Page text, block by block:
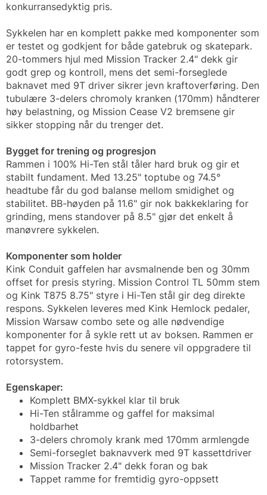
konkurransedyktig pris.
Sykkelen har en komplett pakke med komponenter som
er testet og godkjent for både gatebruk og skatepark.
20-tommers hjul med Mission Tracker 2.4" dekk gir
godt grep og kontroll, mens det semi-forseglede
baknavet med 9T driver sikrer jevn kraftoverføring. Den
tubulære 3-delers chromoly kranken (170mm) håndterer
høy belastning, og Mission Cease V2 bremsene gir
sikker stopping når du trenger det.
Bygget for trening og progresjon
Rammen i 100% Hi-Ten stål tåler hard bruk og gir et
stabilt fundament. Med 13.25" toptube og 74.5°
headtube får du god balanse mellom smidighet og
stabilitet. BB-høyden på 11.6" gir nok bakkeklaring for
grinding, mens standover på 8.5" gjør det enkelt å
manøvrere sykkelen.
Komponenter som holder
Kink Conduit gaffelen har avsmalnende ben og 30mm
offset for presis styring. Mission Control TL 50mm stem
og Kink T875 8.75" styre i Hi-Ten stål gir deg direkte
respons. Sykkelen leveres med Kink Hemlock pedaler,
Mission Warsaw combo sete og alle nødvendige
komponenter for å sykle rett ut av boksen. Rammen er
tappet for gyro-feste hvis du senere vil oppgradere til
rotorsystem.
Egenskaper:
Komplett BMX-sykkel klar til bruk
Hi-Ten stålramme og gaffel for maksimal
holdbarhet
3-delers chromoly krank med 170mm armlengde
Semi-forseglet baknavverk med 9T kassettdriver
Mission Tracker 2.4" dekk foran og bak
Tappet ramme for fremtidig gyro-oppsett